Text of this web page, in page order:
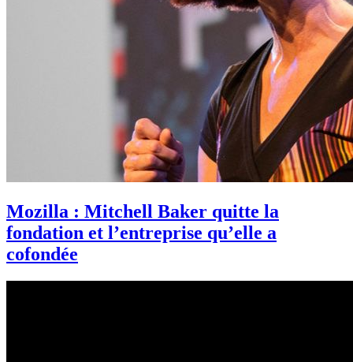
Mozilla : Mitchell Baker quitte la
fondation et l’entreprise qu’elle a
cofondée